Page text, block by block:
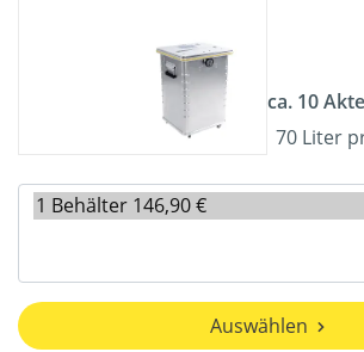
ca. 10
70 Liter
Auswählen